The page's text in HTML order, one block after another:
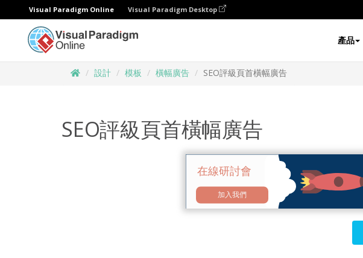
Visual Paradigm Online Visual Paradigm Desktop
產品
設計 模板 橫幅廣告 SEO評級頁首橫幅廣告
SEO評級頁首橫幅廣告